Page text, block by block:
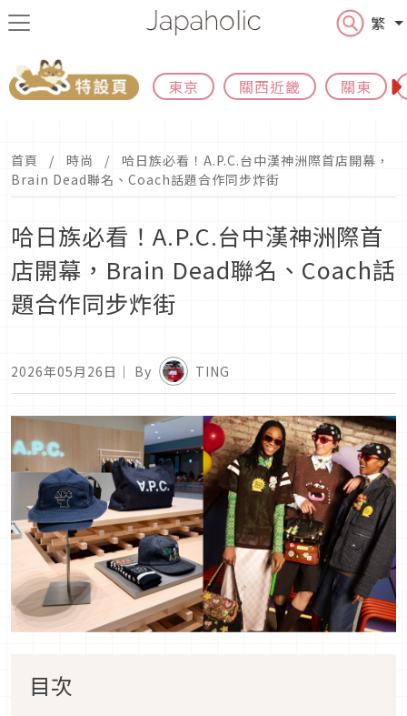
繁
東京 關西近畿 關東
首頁 時尚
哈日族必看！A.P.C.台中漢神洲際首店開幕，
Brain Dead聯名、Coach話題合作同步炸街
哈日族必看！A.P.C.台中漢神洲際首
店開幕，Brain Dead聯名、Coach話
題合作同步炸街
2026年05月26日 ｜ By TING
目次